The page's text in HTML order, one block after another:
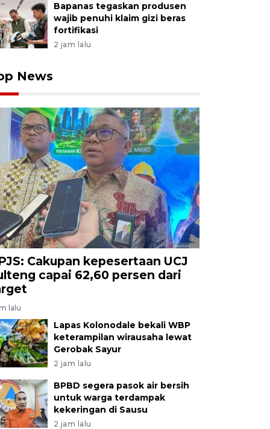
Bapanas tegaskan produsen
wajib penuhi klaim gizi beras
fortifikasi
2 jam lalu
News
Cakupan kepesertaan UCJ
capai 62,60 persen dari
lalu
Lapas Kolonodale bekali WBP
keterampilan wirausaha lewat
Gerobak Sayur
2 jam lalu
BPBD segera pasok air bersih
untuk warga terdampak
kekeringan di Sausu
2 jam lalu